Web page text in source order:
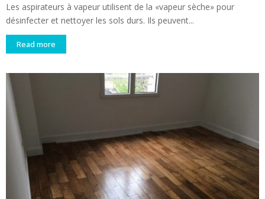
Les aspirateurs à vapeur utilisent de la «vapeur sèche» pour
désinfecter et nettoyer les sols durs. Ils peuvent...
Read more